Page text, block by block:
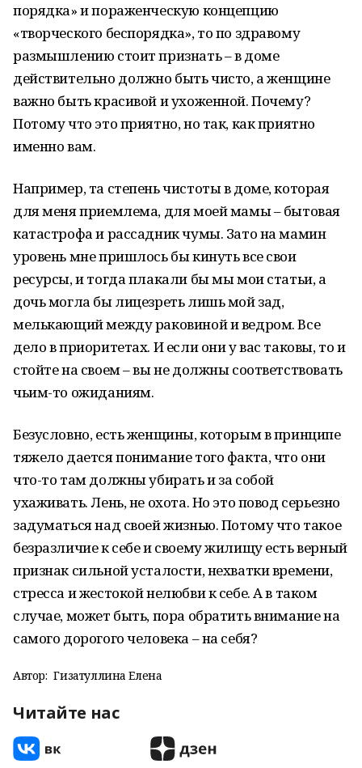
порядка» и пораженческую концепцию
«творческого беспорядка», то по здравому
размышлению стоит признать – в доме
действительно должно быть чисто, а женщине
важно быть красивой и ухоженной. Почему?
Потому что это приятно, но так, как приятно
именно вам.
Например, та степень чистоты в доме, которая
для меня приемлема, для моей мамы – бытовая
катастрофа и рассадник чумы. Зато на мамин
уровень мне пришлось бы кинуть все свои
ресурсы, и тогда плакали бы мы мои статьи, а
дочь могла бы лицезреть лишь мой зад,
мелькающий между раковиной и ведром. Все
дело в приоритетах. И если они у вас таковы, то и
стойте на своем – вы не должны соответствовать
чьим-то ожиданиям.
Безусловно, есть женщины, которым в принципе
тяжело дается понимание того факта, что они
что-то там должны убирать и за собой
ухаживать. Лень, не охота. Но это повод серьезно
задуматься над своей жизнью. Потому что такое
безразличие к себе и своему жилищу есть верный
признак сильной усталости, нехватки времени,
стресса и жестокой нелюбви к себе. А в таком
случае, может быть, пора обратить внимание на
самого дорогого человека – на себя?
Автор: Гизатуллина Елена
Читайте нас